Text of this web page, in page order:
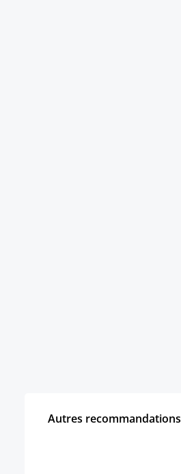
Autres recommandations